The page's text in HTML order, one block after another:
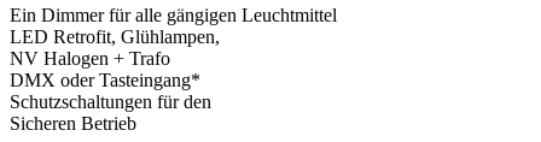
Ein Dimmer für alle gängigen Leuchtmittel
LED Retrofit, Glühlampen,
NV Halogen + Trafo
DMX oder Tasteingang*
Schutzschaltungen für den
Sicheren Betrieb